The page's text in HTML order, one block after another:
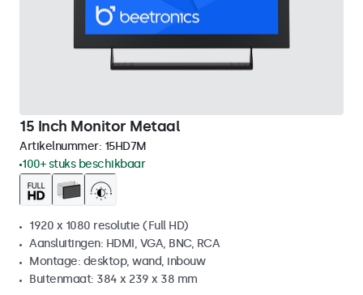
15 Inch Monitor Metaal
Artikelnummer: 15HD7M
100+ stuks beschikbaar
1920 x 1080 resolutie (Full HD)
Aansluitingen: HDMI, VGA, BNC, RCA
Montage: desktop, wand, inbouw
Buitenmaat: 384 x 239 x 38 mm